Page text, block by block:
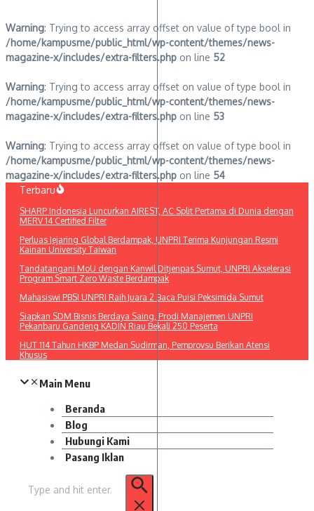
Warning: Trying to access array offset on value of type bool in
/home/kampusme/public_html/wp-content/themes/news-
magazine-x/includes/extra-filters.php on line 52
Warning: Trying to access array offset on value of type bool in
/home/kampusme/public_html/wp-content/themes/news-
magazine-x/includes/extra-filters.php on line 53
Warning: Trying to access array offset on value of type bool in
/home/kampusme/public_html/wp-content/themes/news-
magazine-x/includes/extra-filters.php on line 54
Lewati
konten
Terbaru
SHARP Indonesia Luncurkan AIREST, AC Split Pertama di Dunia dengan
MERV 14 Certified Filter
Perluas Jejaring Global Berdampak, UNPRI Terima Kunjungan Resmi
Kainan University Taiwan
Tandatangani MoU dengan Kanwil Ditjenpas Sumut, UNPRI Akselerasi
Program Smart Zero Waste Berdampak
Mahasiswi PBSI UNPRI Raih Juara 2 Baca Puisi Peksimida Sumut
Siapkan SDM Bisnis Berdaya Saing, Prodi Manajemen UNPRI
Pekanbaru Gandeng KADIN Riau Bekali 250 Peserta
HUT 114 Tahun HKBP Medan Sudirman, Pemprovsu Berikan Atensi
Khusus
Main Menu
Beranda
Blog
Hubungi Kami
Pasang Iklan
untuk: